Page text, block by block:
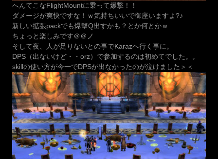
へんてこなFlightMountに乗って爆撃！！
ダメージが爽快ですな！ｗ気持ちいいで御座いますよ?♪
新しい拡張packでも爆撃Q出すかも？とか何とかｗ
ちょっと楽しみです＠＠ノ
そして夜、人が足りないとの事でKarazへ行く事に。
DPS（出ないけど・・orz）で参加するのは初めてでした。。
skillの使い方が今一でDPSが出なかったのが泣けました＞＜